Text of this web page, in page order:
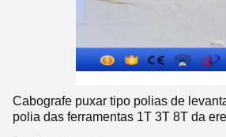
Cabografe puxar tipo polias de
polia das ferramentas 1T 3T 8T da